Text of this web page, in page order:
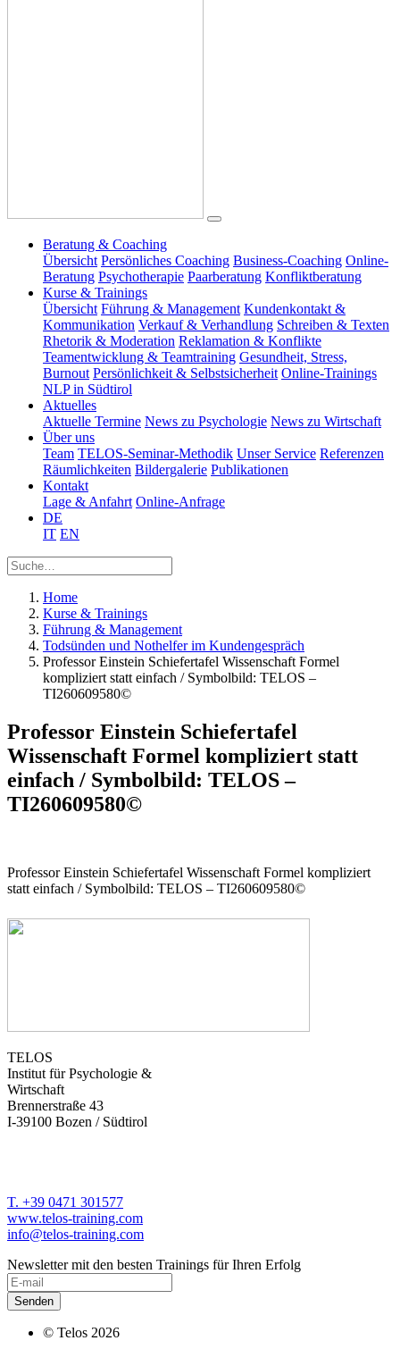
Beratung & Coaching
Übersicht Persönliches Coaching Business-Coaching Online-
Beratung Psychotherapie Paarberatung Konfliktberatung
Kurse & Trainings
Übersicht Führung & Management Kundenkontakt &
Kommunikation Verkauf & Verhandlung Schreiben & Texten
Rhetorik & Moderation Reklamation & Konflikte
Teamentwicklung & Teamtraining Gesundheit, Stress,
Burnout Persönlichkeit & Selbstsicherheit Online-Trainings
NLP in Südtirol
Aktuelles
Aktuelle Termine News zu Psychologie News zu Wirtschaft
Über uns
Team TELOS-Seminar-Methodik Unser Service Referenzen
Räumlichkeiten Bildergalerie Publikationen
Kontakt
Lage & Anfahrt Online-Anfrage
DE
IT EN
Home
Kurse & Trainings
Führung & Management
Todsünden und Nothelfer im Kundengespräch
Professor Einstein Schiefertafel Wissenschaft Formel
kompliziert statt einfach / Symbolbild: TELOS –
TI260609580©
Professor Einstein Schiefertafel
Wissenschaft Formel kompliziert statt
einfach / Symbolbild: TELOS –
TI260609580©
Professor Einstein Schiefertafel Wissenschaft Formel kompliziert
statt einfach / Symbolbild: TELOS – TI260609580©
TELOS
Institut für Psychologie &
Wirtschaft
Brennerstraße 43
I-39100 Bozen / Südtirol
T. +39 0471 301577
www.telos-training.com
info@telos-training.com
Newsletter mit den besten Trainings für Ihren Erfolg
© Telos 2026